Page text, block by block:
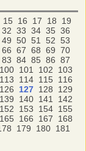
15 16 17 18
19
32 33 34 35 36
49 50 51 52 53
66 67 68 69 70
83 84 85 86 87
100 101 102
103
113 114 115
116
126 127 128
129
139 140 141
142
152 153 154 155
165 166 167
168
179 180 181